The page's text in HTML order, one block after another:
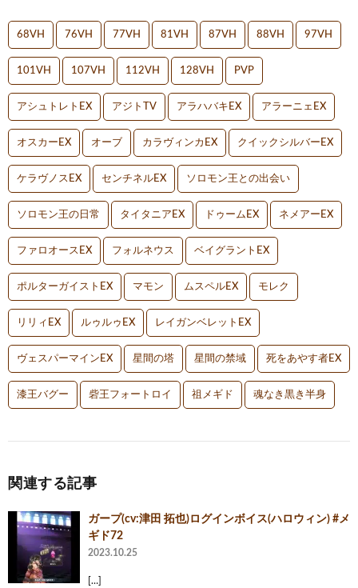
68VH 76VH 77VH 81VH 87VH 88VH 97VH
101VH 107VH 112VH 128VH PVP
アシュトレトEX アジトTV アラハバキEX アラーニェEX
オスカーEX オーブ カラヴィンカEX クイックシルバーEX
ケラヴノスEX センチネルEX ソロモン王との出会い
ソロモン王の日常 タイタニアEX ドゥームEX ネメアーEX
ファロオースEX フォルネウス ベイグラントEX
ポルターガイストEX マモン ムスペルEX モレク
リリィEX ルゥルゥEX レイガンベレットEX
ヴェスパーマインEX 星間の塔 星間の禁域 死をあやす者EX
漆王バグー 砦王フォートロイ 祖メギド 魂なき黒き半身
関連する記事
ガープ(cv:津田 拓也)ログインボイス(ハロウィン) #メ
ギド72
2023.10.25
[…]